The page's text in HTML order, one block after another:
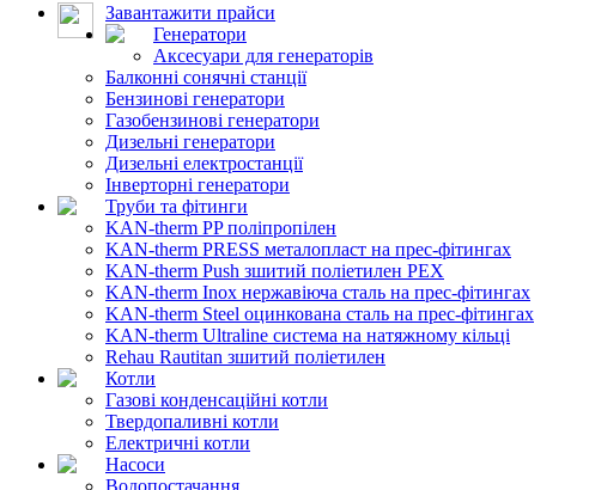
Завантажити прайси
Генератори
Аксесуари для генераторів
Балконні сонячні станції
Бензинові генератори
Газобензинові генератори
Дизельні генератори
Дизельні електростанції
Інверторні генератори
Труби та фітинги
KAN-therm PP поліпропілен
KAN-therm PRESS металопласт на прес-фітингах
KAN-therm Push зшитий поліетилен PEX
KAN-therm Inox нержавіюча сталь на прес-фітингах
KAN-therm Steel оцинкована сталь на прес-фітингах
KAN-therm Ultraline система на натяжному кільці
Rehau Rautitan зшитий поліетилен
Котли
Газові конденсаційні котли
Твердопаливні котли
Електричні котли
Насоси
Водопостачання